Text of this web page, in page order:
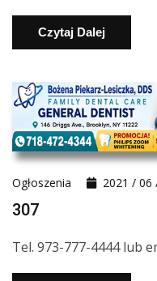
Czytaj Dalej
Ogłoszenia 2021 / 06
307
Tel. 973-777-4444 lub